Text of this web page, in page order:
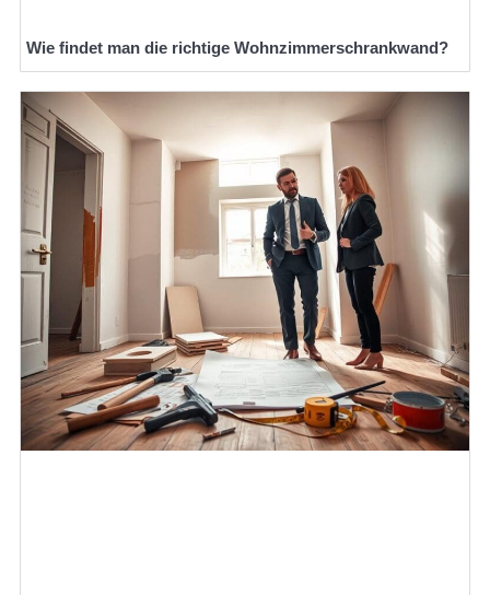
Wie findet man die richtige Wohnzimmerschrankwand?